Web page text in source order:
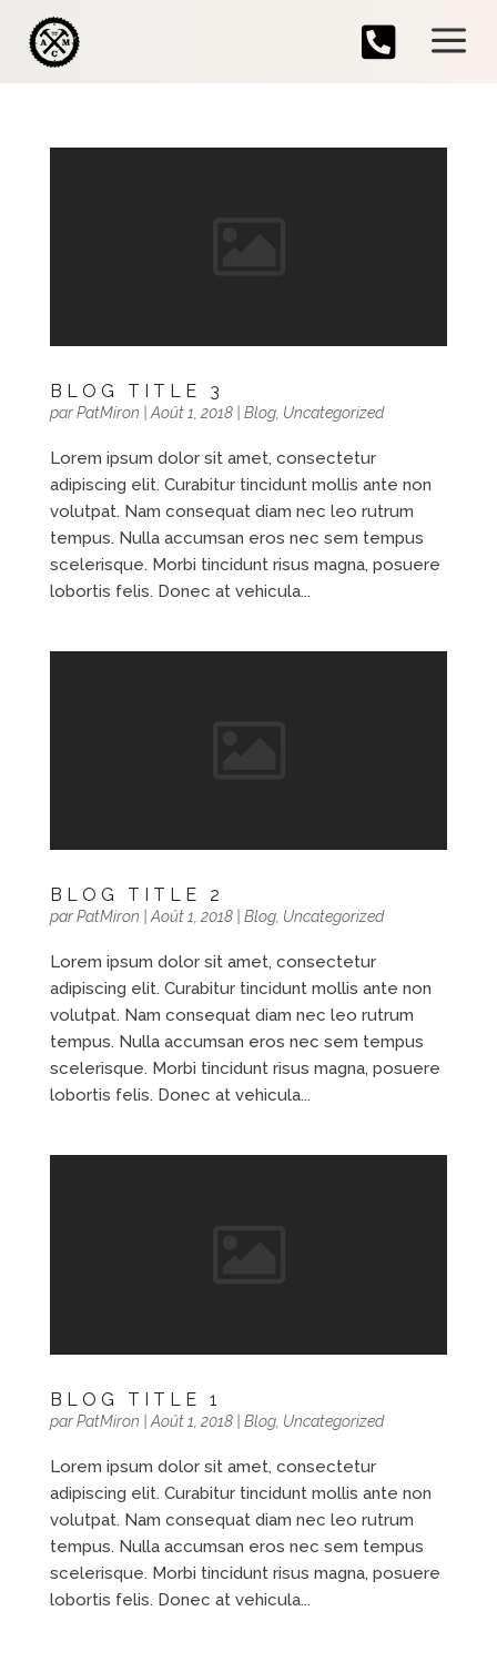
 a
BLOG TITLE 3
parPatMiron Août 1, 2018| Blog, Uncategorized
Lorem ipsum dolor sit amet, consectetur
adipiscing elit. Curabitur tincidunt mollis ante non
volutpat. Nam consequat diam nec leo rutrum
tempus. Nulla accumsan eros nec sem tempus
scelerisque. Morbi tincidunt risus magna, posuere
lobortis felis. Donec at vehicula...
BLOG TITLE 2
parPatMiron |Août 1, 2018| Blog, Uncategorized
Lorem ipsum dolor sit amet, consectetur
adipiscing elit. Curabitur tincidunt mollis ante non
volutpat. Nam consequat diam nec leo rutrum
tempus. Nulla accumsan eros nec sem tempus
scelerisque. Morbi tincidunt risus magna, posuere
lobortis felis. Donec at vehicula...
BLOG TITLE 1
parPatMiron | Août 1, 2018| Blog, Uncategorized
Lorem ipsum dolor sit amet, consectetur
adipiscing elit. Curabitur tincidunt mollis ante non
volutpat. Nam consequat diam nec leo rutrum
tempus. Nulla accumsan eros nec sem tempus
scelerisque. Morbi tincidunt risus magna, posuere
lobortis felis. Donec at vehicula...